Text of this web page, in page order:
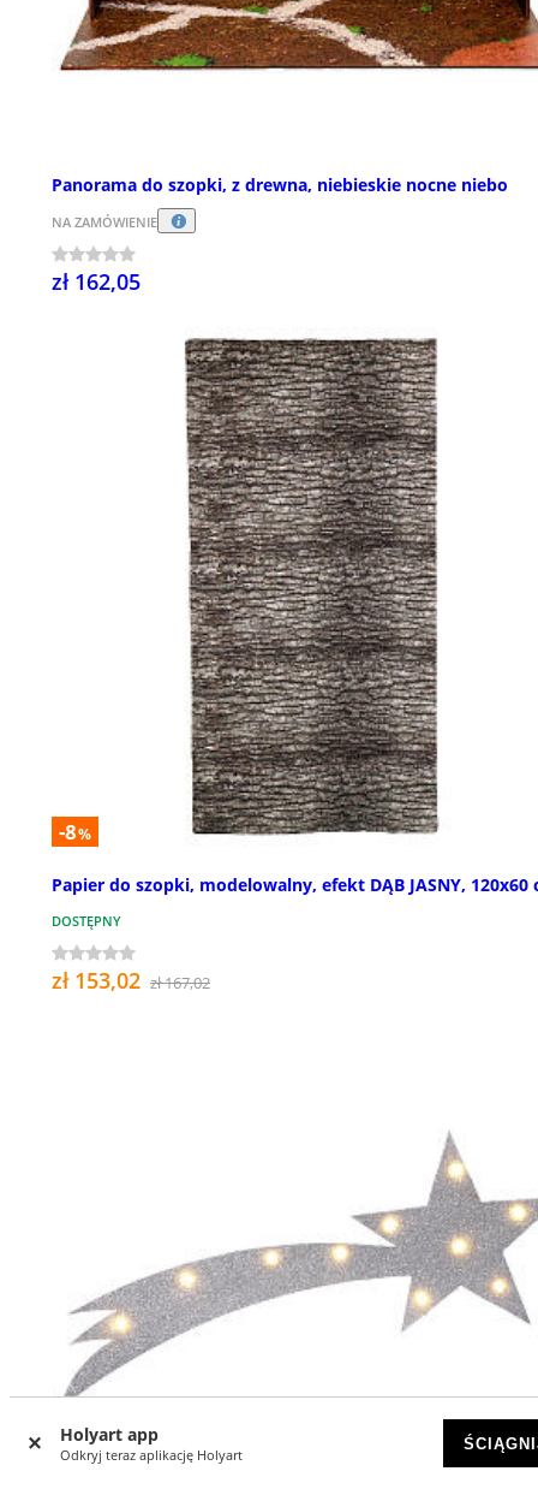
Holyart app
Odkryj teraz aplikację Holyart
Panorama do szopki, z drewna, niebieskie nocne niebo
NA ZAMÓWIENIE
zł 162,05
-8%
Papier do szopki, modelowalny, efekt DĄB JASNY, 120x60
DOSTĘPNY
zł 153,02 zł 167,02